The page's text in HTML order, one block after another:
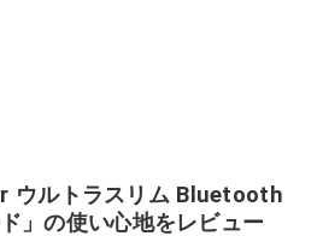
ウルトラスリム Bluetooth
」の使い心地をレビュー